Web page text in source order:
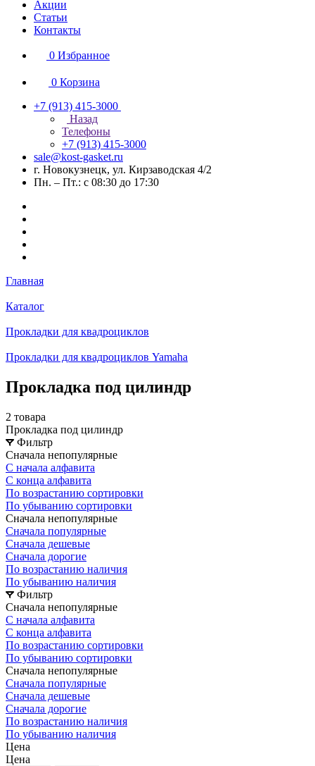
Акции
Статьи
Контакты
0 Избранное
0 Корзина
+7 (913) 415-3000
Назад
Телефоны
+7 (913) 415-3000
sale@kost-gasket.ru
г. Новокузнецк, ул. Кирзаводская 4/2
Пн. – Пт.: с 08:30 до 17:30
Главная
Каталог
Прокладки для квадроциклов
Прокладки для квадроциклов Yamaha
Прокладка под цилиндр
2 товара
Прокладка под цилиндр
Фильтр
Сначала непопулярные
С начала алфавита
С конца алфавита
По возрастанию сортировки
По убыванию сортировки
Сначала непопулярные
Сначала популярные
Сначала дешевые
Сначала дорогие
По возрастанию наличия
По убыванию наличия
Фильтр
Сначала непопулярные
С начала алфавита
С конца алфавита
По возрастанию сортировки
По убыванию сортировки
Сначала непопулярные
Сначала популярные
Сначала дешевые
Сначала дорогие
По возрастанию наличия
По убыванию наличия
Цена
Цена